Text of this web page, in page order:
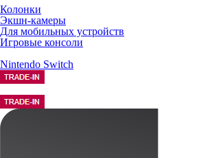
Колонки
Экшн-камеры
Для мобильных устройств
Игровые консоли
Nintendo Switch